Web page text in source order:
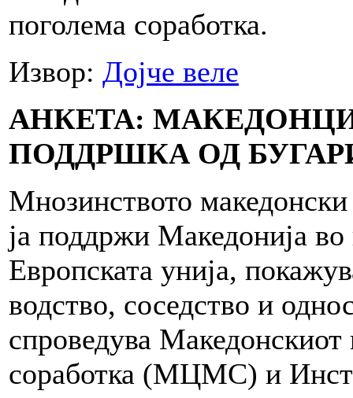
поголема соработка.
Извор: Дојче веле
АНКЕТА:
ПОДДРШКА ОД
Мнозинството македонски
ја поддржи Македонија
Европската унија,
водство, соседство и
спроведува Македонскиот
соработка (МЦМС) и